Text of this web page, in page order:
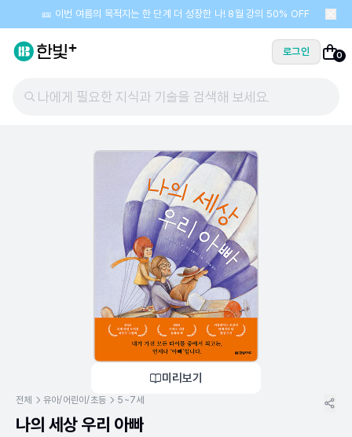
🎫 이번 여름의 목적지는 한 단계 더 성장한 나! 8월 강의 50% OFF
로그인 0
나에게 필요한 지식과 기술을 검색해 보세요.
미리보기
전체 유아/어린이/초등 5~7세
나의 세상 우리 아빠